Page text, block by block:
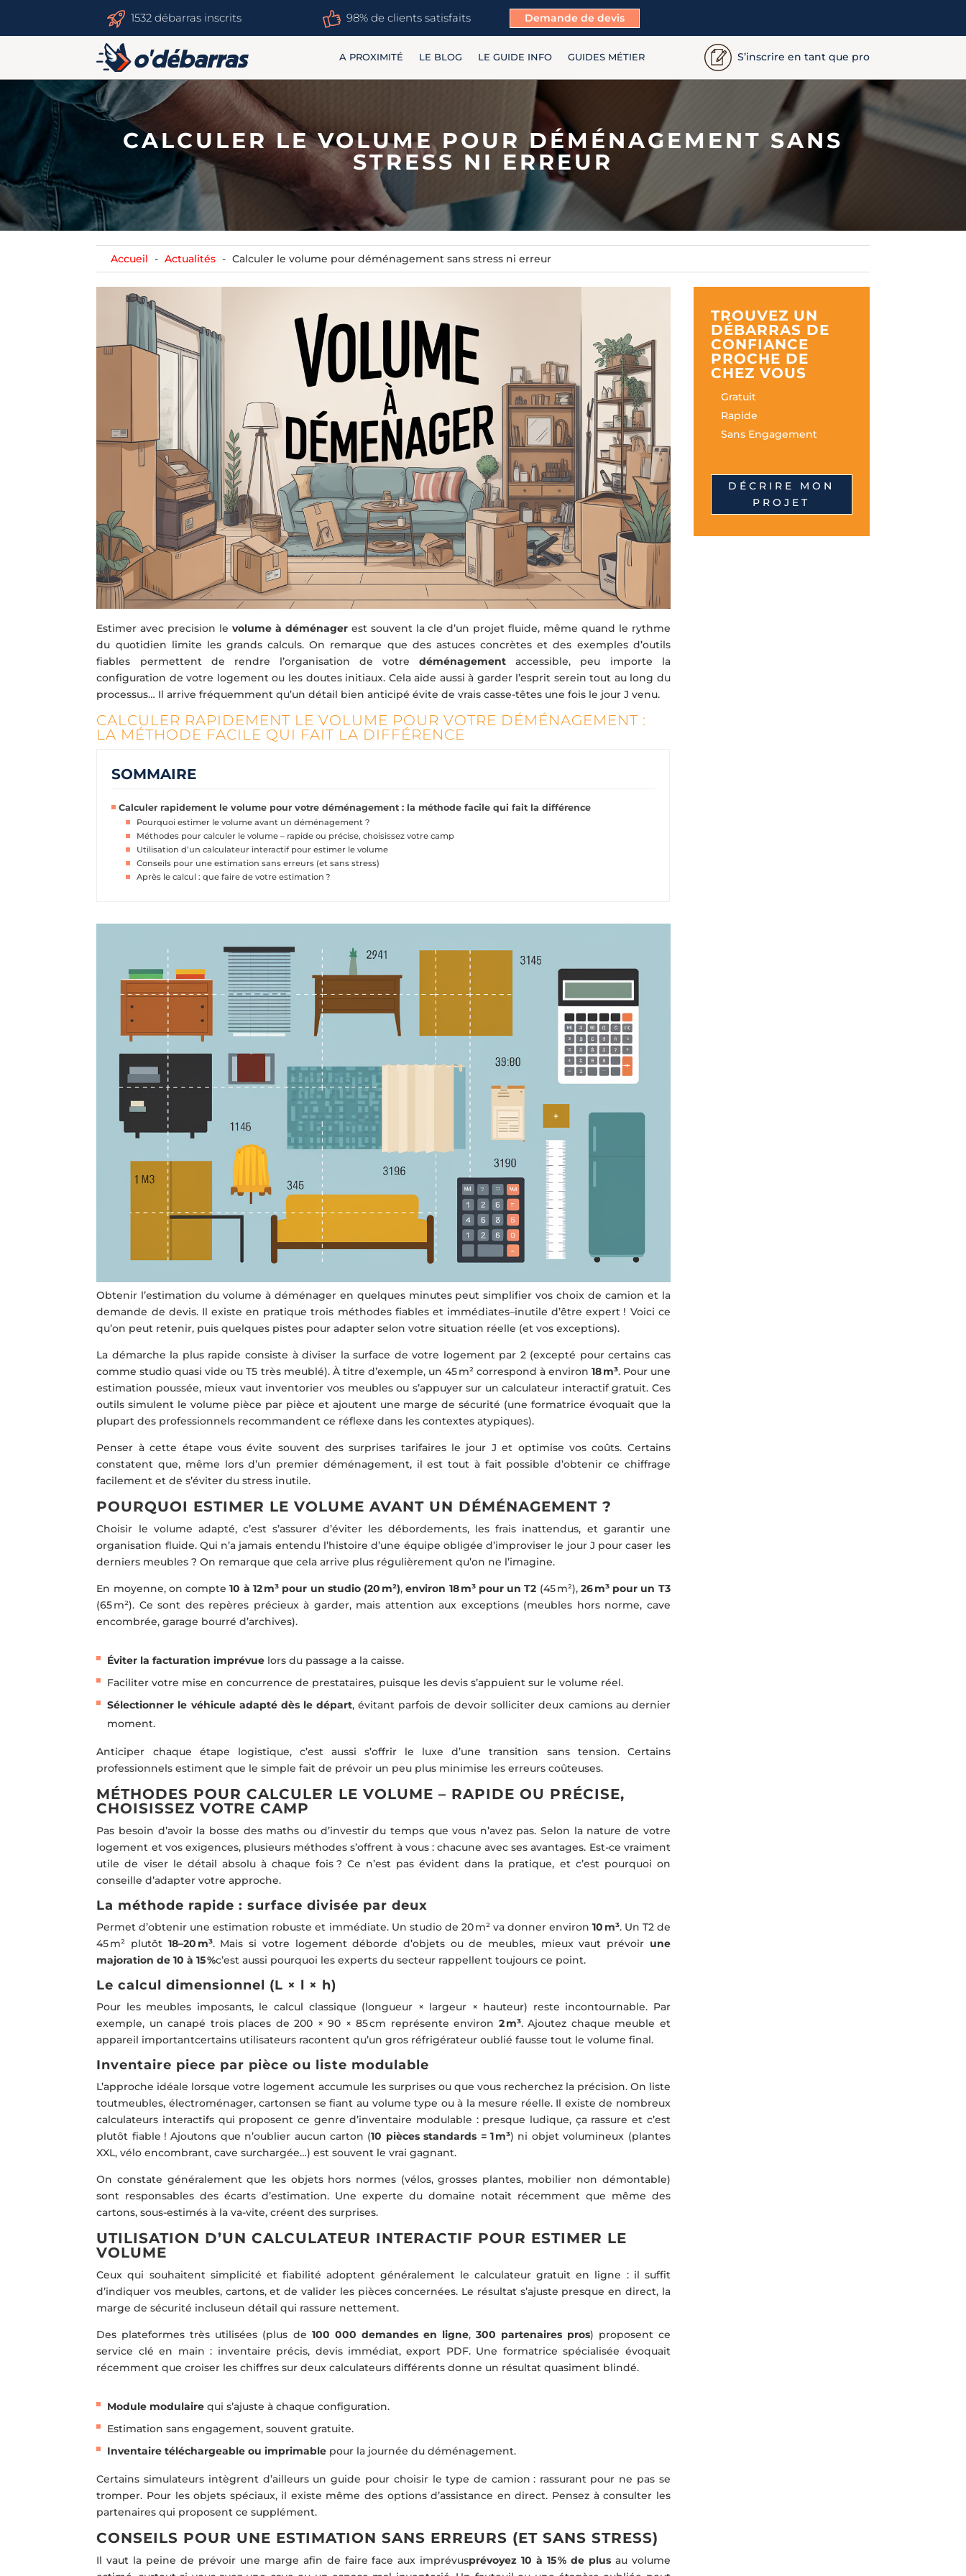
1532 débarras inscrits 98% de clients satisfaits Demande de devis
A PROXIMITÉ LE BLOG LE GUIDE INFO GUIDES MÉTIER S’inscrire en tant que pro
CALCULER LE VOLUME POUR DÉMÉNAGEMENT SANS
STRESS NI ERREUR
Accueil Actualités Calculer le volume pour déménagement sans stress ni erreur
Estimer avec precision levolume à déménagerest souvent la cle d’un projet fluide, même quand le rythme
du quotidien limite les grands calculs. On remarque que des astuces concrètes et des exemples d’outils
fiables permettent de rendre l’organisation de votredéménagement accessible, peu importe la
configuration de votre logement ou les doutes initiaux. Cela aide aussi à garder l’esprit serein tout au long du
processus… Il arrive fréquemment qu’un détail bien anticipé évite de vrais casse-têtes une fois le jour J venu.
CALCULER RAPIDEMENT LE VOLUME POUR VOTRE DÉMÉNAGEMENT :
LA MÉTHODE FACILE QUI FAIT LA DIFFÉRENCE
SOMMAIRE
Calculer rapidement le volume pour votre déménagement : la méthode facile qui fait la différence
Pourquoi estimer le volume avant un déménagement ?
Méthodes pour calculer le volume – rapide ou précise, choisissez votre camp
Utilisation d’un calculateur interactif pour estimer le volume
Conseils pour une estimation sans erreurs (et sans stress)
Après le calcul : que faire de votre estimation ?
Obtenir l’estimation du volume à déménager en quelques minutes peut simplifier vos choix de camion et la
demande de devis. Il existe en pratique trois méthodes fiables et immédiates–inutile d’être expert ! Voici ce
qu’on peut retenir, puis quelques pistes pour adapter selon votre situation réelle (et vos exceptions).
La démarche la plus rapide consiste à diviser la surface de votre logement par 2 (excepté pour certains cas
comme studio quasi vide ou T5 très meublé). À titre d’exemple, un 45 m² correspond à environ 18 m³. Pour une
estimation poussée, mieux vaut inventorier vos meubles ou s’appuyer sur un calculateur interactif gratuit. Ces
outils simulent le volume pièce par pièce et ajoutent une marge de sécurité (une formatrice évoquait que la
plupart des professionnels recommandent ce réflexe dans les contextes atypiques).
Penser à cette étape vous évite souvent des surprises tarifaires le jour J et optimise vos coûts. Certains
constatent que, même lors d’un premier déménagement, il est tout à fait possible d’obtenir ce chiffrage
facilement et de s’éviter du stress inutile.
POURQUOI ESTIMER LE VOLUME AVANT UN DÉMÉNAGEMENT ?
Choisir le volume adapté, c’est s’assurer d’éviter les débordements, les frais inattendus, et garantir une
organisation fluide. Qui n’a jamais entendu l’histoire d’une équipe obligée d’improviser le jour J pour caser les
derniers meubles ? On remarque que cela arrive plus régulièrement qu’on ne l’imagine.
En moyenne, on compte10 à 12 m³ pour un studio (20 m²),environ 18 m³ pour un T2 (45 m²), 26 m³ pour un T3
(65 m²). Ce sont des repères précieux à garder, mais attention aux exceptions (meubles hors norme, cave
encombrée, garage bourré d’archives).
Éviter la facturation imprévue lors du passage a la caisse.
Faciliter votre mise en concurrence de prestataires, puisque les devis s’appuient sur le volume réel.
Sélectionner le véhicule adapté dès le départ, évitant parfois de devoir solliciter deux camions au dernier
moment.
Anticiper chaque étape logistique, c’est aussi s’offrir le luxe d’une transition sans tension. Certains
professionnels estiment que le simple fait de prévoir un peu plus minimise les erreurs coûteuses.
MÉTHODES POUR CALCULER LE VOLUME – RAPIDE OU PRÉCISE,
CHOISISSEZ VOTRE CAMP
Pas besoin d’avoir la bosse des maths ou d’investir du temps que vous n’avez pas. Selon la nature de votre
logement et vos exigences, plusieurs méthodes s’offrent à vous : chacune avec ses avantages. Est-ce vraiment
utile de viser le détail absolu à chaque fois ? Ce n’est pas évident dans la pratique, et c’est pourquoi on
conseille d’adapter votre approche.
La méthode rapide : surface divisée par deux
Permet d’obtenir une estimation robuste et immédiate. Un studio de 20 m² va donner environ 10 m³. Un T2 de
45 m² plutôt 18–20 m³. Mais si votre logement déborde d’objets ou de meubles, mieux vaut prévoir une
majoration de 10 à 15 %c’est aussi pourquoi les experts du secteur rappellent toujours ce point.
Le calcul dimensionnel (L × l × h)
Pour les meubles imposants, le calcul classique (longueur × largeur × hauteur) reste incontournable. Par
exemple, un canapé trois places de 200 × 90 × 85 cm représente environ 2 m³. Ajoutez chaque meuble et
appareil importantcertains utilisateurs racontent qu’un gros réfrigérateur oublié fausse tout le volume final.
Inventaire piece par pièce ou liste modulable
L’approche idéale lorsque votre logement accumule les surprises ou que vous recherchez la précision. On liste
toutmeubles, électroménager, cartonsen se fiant au volume type ou à la mesure réelle. Il existe de nombreux
calculateurs interactifs qui proposent ce genre d’inventaire modulable : presque ludique, ça rassure et c’est
plutôt fiable ! Ajoutons que n’oublier aucun carton (10 pièces standards = 1 m³) ni objet volumineux (plantes
XXL, vélo encombrant, cave surchargée…) est souvent le vrai gagnant.
On constate généralement que les objets hors normes (vélos, grosses plantes, mobilier non démontable)
sont responsables des écarts d’estimation. Une experte du domaine notait récemment que même des
cartons, sous-estimés à la va-vite, créent des surprises.
UTILISATION D’UN CALCULATEUR INTERACTIF POUR ESTIMER LE
VOLUME
Ceux qui souhaitent simplicité et fiabilité adoptent généralement le calculateur gratuit en ligne : il suffit
d’indiquer vos meubles, cartons, et de valider les pièces concernées. Le résultat s’ajuste presque en direct, la
marge de sécurité incluseun détail qui rassure nettement.
Des plateformes très utilisées (plus de 100 000 demandes en ligne, 300 partenaires pros) proposent ce
service clé en main : inventaire précis, devis immédiat, export PDF. Une formatrice spécialisée évoquait
récemment que croiser les chiffres sur deux calculateurs différents donne un résultat quasiment blindé.
Module modulaire qui s’ajuste à chaque configuration.
Estimation sans engagement, souvent gratuite.
Inventaire téléchargeable ou imprimable pour la journée du déménagement.
Certains simulateurs intègrent d’ailleurs un guide pour choisir le type de camion : rassurant pour ne pas se
tromper. Pour les objets spéciaux, il existe même des options d’assistance en direct. Pensez à consulter les
partenaires qui proposent ce supplément.
CONSEILS POUR UNE ESTIMATION SANS ERREURS (ET SANS STRESS)
Il vaut la peine de prévoir une marge afin de faire face aux imprévusprévoyez 10 à 15 % de plusau volume
TROUVEZ UN
DÉBARRAS DE
CONFIANCE
PROCHE DE
CHEZ VOUS
Gratuit
Rapide
Sans Engagement
DÉCRIRE MON
PROJET